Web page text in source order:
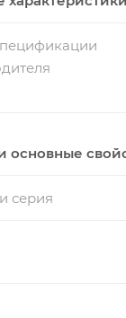
основные
серия